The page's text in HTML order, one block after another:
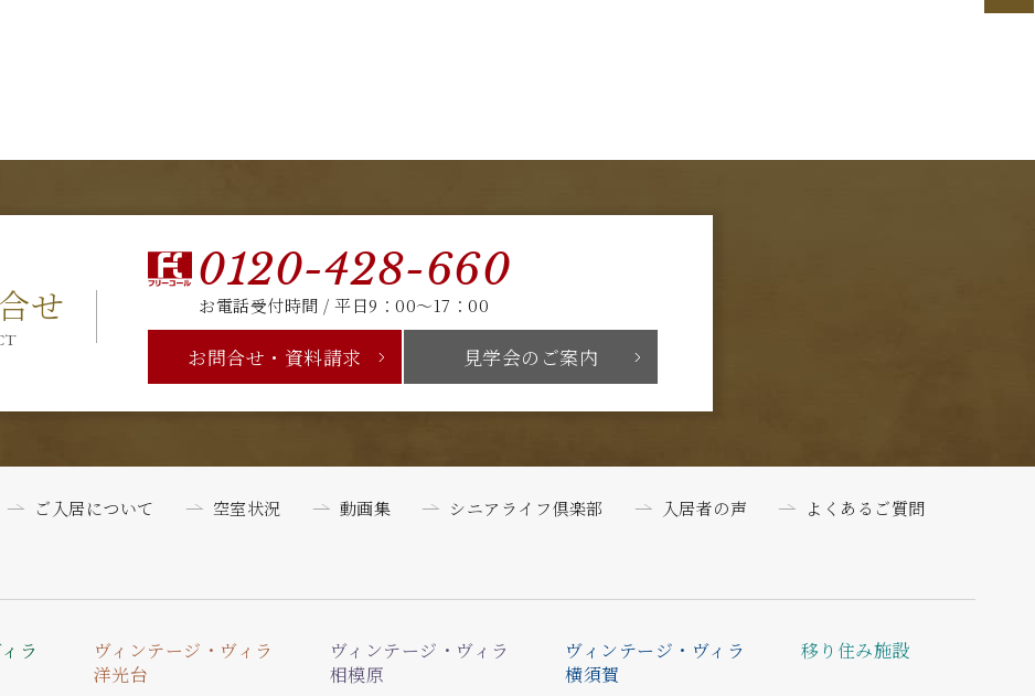
せ
0120-428-660
お電話受付時間 / 平日9：00～17：00
お問合せ・資料請求 見学会のご案内
ご入居について 空室状況 動画集 シニアライフ倶楽部 入居者の声 よくあるご質問
ラ
ヴィンテージ・ヴィラ
洋光台
ヴィンテージ・ヴィラ
相模原
ヴィンテージ・ヴィラ
横須賀
移り住み施設